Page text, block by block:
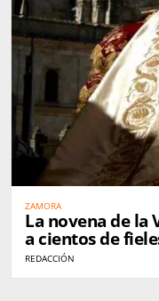
ZAMORA
La novena de la
a cientos de
REDACCIÓN